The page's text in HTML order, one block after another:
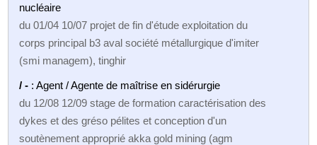
nucléaire
du 01/04 10/07 projet de fin d'étude exploitation du
corps principal b3 aval société métallurgique d'imiter
(smi managem), tinghir
/ - : Agent / Agente de maîtrise en sidérurgie
du 12/08 12/09 stage de formation caractérisation des
dykes et des gréso pélites et conception d'un
soutènement approprié akka gold mining (agm